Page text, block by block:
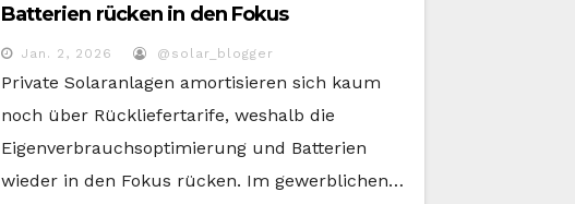
Batterien rücken in den Fokus
Jan. 2, 2026 @solar_blogger
Private Solaranlagen amortisieren sich kaum
noch über Rückliefertarife, weshalb die
Eigenverbrauchsoptimierung und Batterien
wieder in den Fokus rücken. Im gewerblichen…